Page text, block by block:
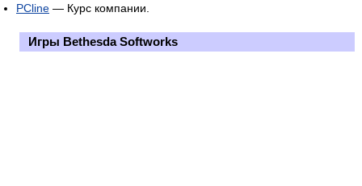
PCline — Курс компании.
Игры Bethesda Softworks